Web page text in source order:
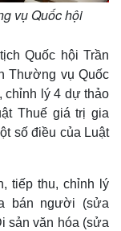
vụ Quốc hội
Quốc hội Trần
Thường vụ Quốc
chỉnh lý 4 dự thảo
Thuế giá trị gia
số điều của Luật
tiếp thu, chỉnh lý
bán người (sửa
sản văn hóa (sửa